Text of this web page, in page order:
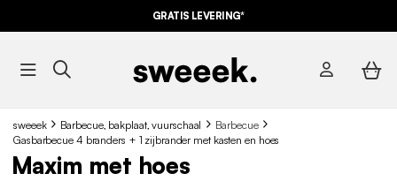
GRATIS LEVERING*
sweeek Barbecue, bakplaat, vuurschaal
Barbecue
Gasbarbecue 4 branders + 1 zijbrander met kasten en hoes
Maxim met hoes